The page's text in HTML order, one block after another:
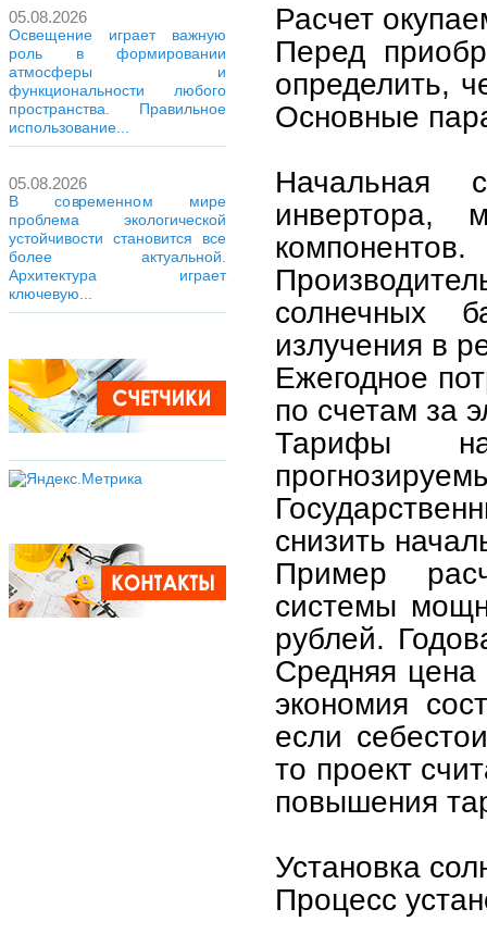
05.08.2026
Освещение играет важную
роль в формировании
атмосферы и
функциональности любого
пространства. Правильное
использование...
05.08.2026
В современном мире
проблема экологической
устойчивости становится все
более актуальной.
Архитектура играет
ключевую...
Расчет
Перед
определить,
Основные
Начальная
инвертора,
компонентов.
солнечных
излучения в
Ежегодное
по счетам за
Тарифы
снизить
Пример
системы
рублей.
Средняя цена
экономия
если
то проект
повышения
Установка
Процесс